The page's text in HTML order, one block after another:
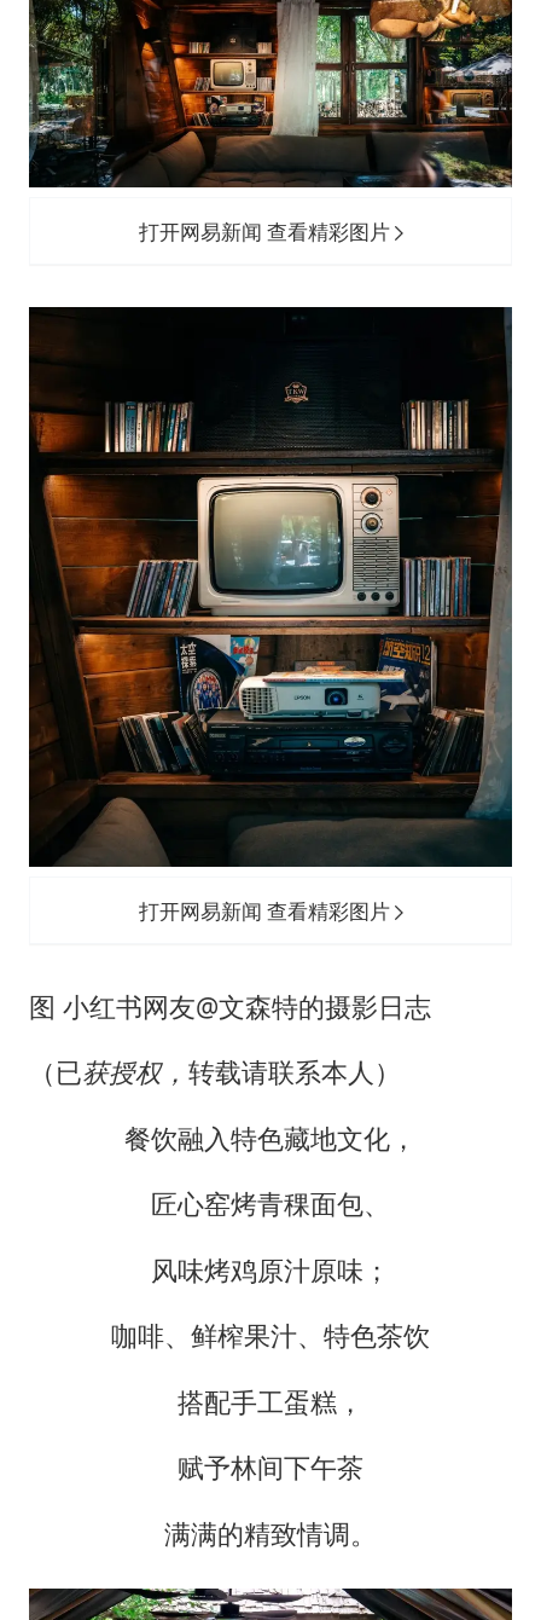
打开网易新闻 查看精彩图片
打开网易新闻 查看精彩图片
图 小红书网友@文森特的摄影日志
（已获授权， 转载请联系本人）
餐饮融入特色藏地文化，
匠心窑烤青稞面包、
风味烤鸡原汁原味；
咖啡、鲜榨果汁、特色茶饮
搭配手工蛋糕，
赋予林间下午茶
满满的精致情调。